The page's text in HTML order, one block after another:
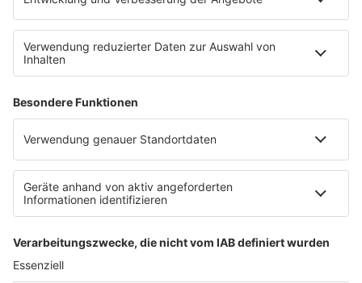
Ansprechpartner
RECHTLICHES
Datenschutz
Datenschutzeinstellungen
Datenverarbeitung bei Gewinnspielen
Teilnahmebedingungen
Bildnachweise
KI-Leitlinie